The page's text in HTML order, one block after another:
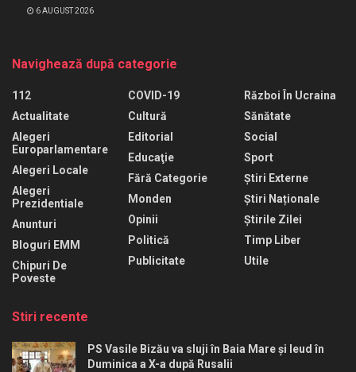
6 AUGUST 2026
Navighează după categorie
112
Actualitate
Alegeri
Europarlamentare
Alegeri Locale
Alegeri
Prezidentiale
Anunturi
Bloguri EMM
Chipuri De
Poveste
COVID-19
Cultură
Editorial
Educaţie
Fără Categorie
Monden
Opinii
Politică
Publicitate
Război În Ucraina
Sănătate
Social
Sport
Știri Externe
Știri Naționale
Știrile Zilei
Timp Liber
Utile
Stiri recente
PS Vasile Bizău va sluji în Baia Mare și Ieud în
Duminica a X-a după Rusalii